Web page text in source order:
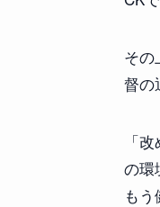
その
督の
「
の環
も